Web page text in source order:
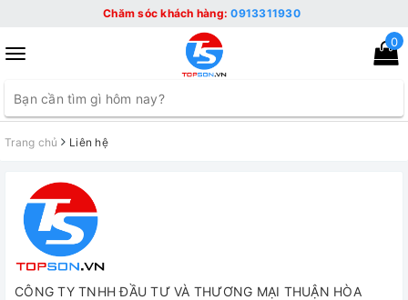
Chăm sóc khách hàng:0913311930
Toggle
0
Trang chủ Liên hệ
CÔNG TY TNHH ĐẦU TƯ VÀ THƯƠNG MẠI THUẬN HÒA